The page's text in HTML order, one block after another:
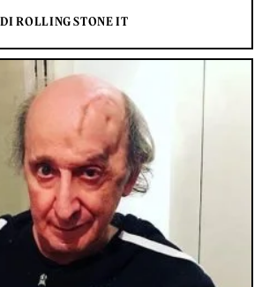
DI ROLLING STONE IT